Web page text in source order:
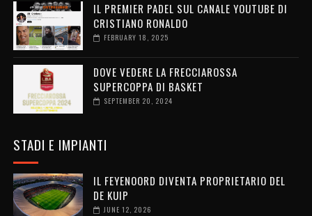
IL PREMIER PADEL SUL CANALE YOUTUBE DI
CRISTIANO RONALDO
FEBRUARY 18, 2025
DOVE VEDERE LA FRECCIAROSSA
SUPERCOPPA DI BASKET
SEPTEMBER 20, 2024
STADI E IMPIANTI
IL FEYENOORD DIVENTA PROPRIETARIO DEL
DE KUIP
JUNE 12, 2026